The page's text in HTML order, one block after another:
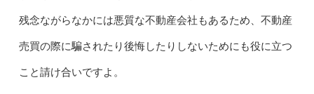
残念ながらなかには悪質な不動産会社もあるため、不動産
売買の際に騙されたり後悔したりしないためにも役に立つ
こと請け合いですよ。